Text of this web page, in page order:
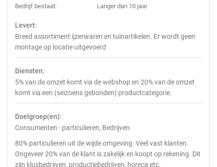
Bedrijf bestaat:
Langer dan 10 jaar
Levert:
Breed assortiment ijzerwaren en tuinartikelen. Er wordt geen
montage op locatie uitgevoerd
Diensten:
5% van de omzet komt via de webshop en 20% van de omzet
komt via een (seizoens gebonden) productcategorie.
Doelgroep(en):
Consumenten - particulieren, Bedrijven
80% particulieren uit de wijde omgeving. Veel vast klanten.
Ongeveer 20% van de klant is zakelijk en koopt op rekening. Dit
zijn klusbedrijven, productiebedrijven, horeca etc.